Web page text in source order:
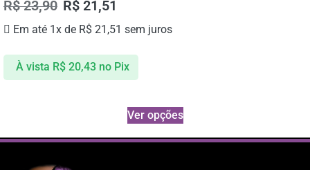
R$23,90 R$ 21,51
Em até 1x de R$ 21,51 sem juros
À vista R$20,43 no Pix
Ver opções